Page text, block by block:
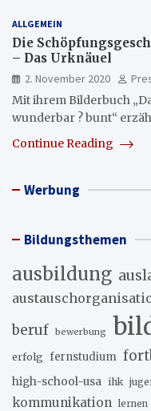
ALLGEMEIN
Die
– Das Urknäuel
2. November 2020
Mit ihrem Bilderbuch
wunderbar ? bunt“
Continue Reading
Werbung
Bildungsthemen
ausbildung
beruf bewerbung
erfolg fernstudium
high-school-usa ihk
kommunikation lernen